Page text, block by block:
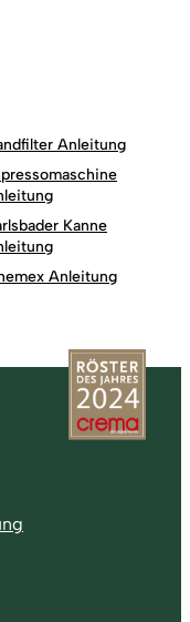
Anleitung
Kanne
Anleitung